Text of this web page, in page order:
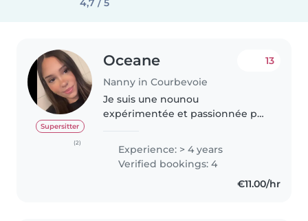
4,7 / 5
Supersitter
(2)
Oceane
Nanny in Courbevoie
13
Je suis une nounou
expérimentée et passionnée par
années d'expérience auprès de
différents groupes d'âge, de la
petite enfance à l'adolescence,..
Experience: > 4 years
Verified bookings: 4
€11.00/hr